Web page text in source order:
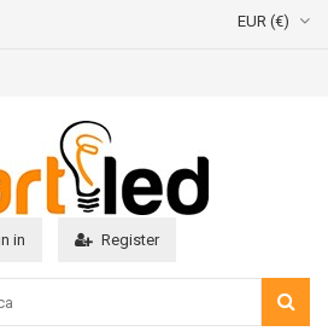
EUR (€)
in Register